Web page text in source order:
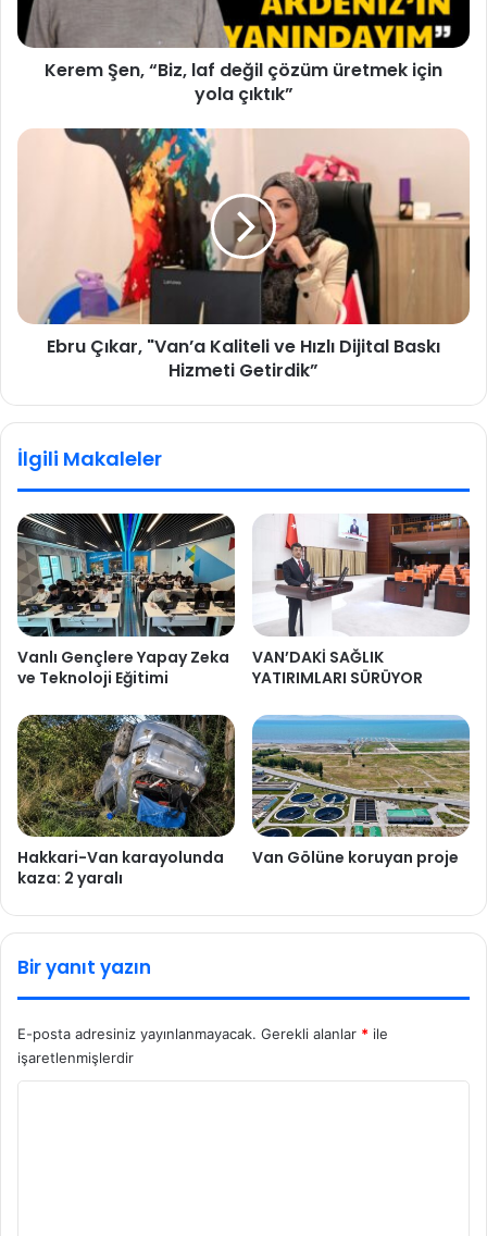
Kerem Şen, “Biz, laf değil çözüm üretmek için
yola çıktık”
Ebru Çıkar, "Van’a Kaliteli ve Hızlı Dijital Baskı
Hizmeti Getirdik”
İlgili Makaleler
Vanlı Gençlere Yapay Zeka
ve Teknoloji Eğitimi
VAN’DAKİ SAĞLIK
YATIRIMLARI SÜRÜYOR
Hakkari-Van karayolunda
kaza: 2 yaralı
Van Gölüne koruyan proje
Bir yanıt yazın
E-posta adresiniz yayınlanmayacak. Gerekli alanlar * ile
işaretlenmişlerdir